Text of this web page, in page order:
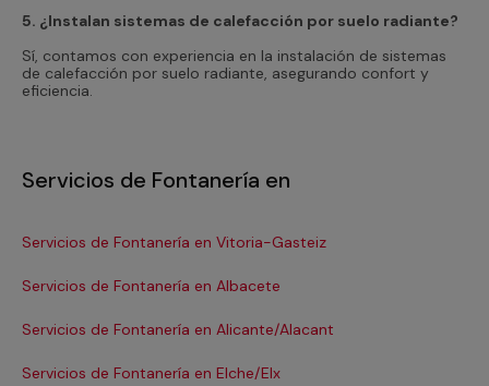
5. ¿Instalan sistemas de calefacción por suelo radiante?
Sí, contamos con experiencia en la instalación de sistemas
de calefacción por suelo radiante, asegurando confort y
eficiencia.
Servicios de Fontanería en
Servicios de Fontanería en Vitoria-Gasteiz
Servicios de Fontanería en Albacete
Servicios de Fontanería en Alicante/Alacant
Servicios de Fontanería en Elche/Elx